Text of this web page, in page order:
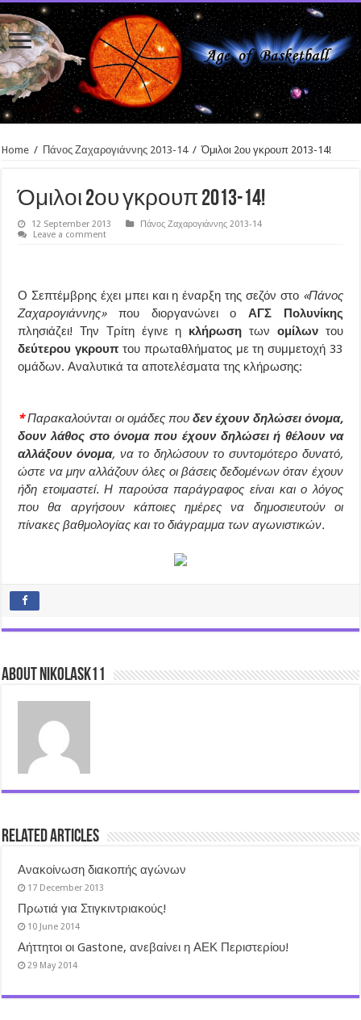
Home / Πάνος Ζαχαρογιάννης 2013-14 / Όμιλοι 2ου γκρουπ 2013-14!
Όμιλοι 2ου γκρουπ 2013-14!
12 September 2013
Πάνος Ζαχαρογιάννης 2013-14
Leave a comment
Ο Σεπτέμβρης έχει μπει και η έναρξη της σεζόν στο «Πάνος
Ζαχαρογιάννης»που διοργανώνει οΑΓΣ Πολυνίκης
πλησιάζει! Την Τρίτη έγινε η κλήρωσητων ομίλων του
δεύτερου γκρουπ του πρωταθλήματος με τη συμμετοχή 33
ομάδων. Αναλυτικά τα αποτελέσματα της κλήρωσης:
* Παρακαλούνται οι ομάδες πουδεν έχουν δηλώσει όνομα,
δουν λάθος στο όνομα που έχουν δηλώσει ή θέλουν να
αλλάξουν όνομα, να το δηλώσουν το συντομότερο δυνατό,
ώστε να μην αλλάζουν όλες οι βάσεις δεδομένων όταν έχουν
ήδη ετοιμαστεί. Η παρούσα παράγραφος είναι και ο λόγος
που θα αργήσουν κάποιες ημέρες να δημοσιευτούν οι
πίνακες βαθμολογίας και το διάγραμμα των αγωνιστικών.
About nikolask11
Related Articles
Ανακοίνωση διακοπής αγώνων
17 December 2013
Πρωτιά για Στιγκιντριακούς!
10 June 2014
Αήττητοι οι Gastone, ανεβαίνει η ΑΕΚ Περιστερίου!
29 May 2014